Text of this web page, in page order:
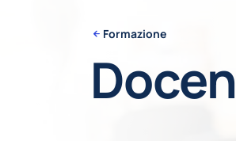
Formazione